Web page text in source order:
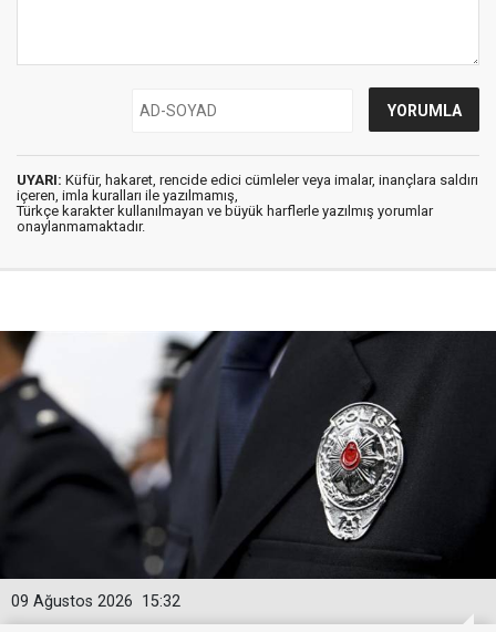
UYARI: Küfür, hakaret, rencide edici cümleler veya imalar, inançlara saldırı
içeren, imla kuralları ile yazılmamış,
Türkçe karakter kullanılmayan ve büyük harflerle yazılmış yorumlar
onaylanmamaktadır.
15:32
09 Ağustos 2026